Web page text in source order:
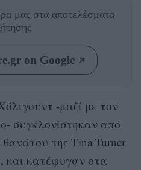
μας στα αποτελέσματα
on Google
-μαζί με τον
συγκλονίστηκαν από
θανάτου της Tina Turner
και κατέφυγαν στα